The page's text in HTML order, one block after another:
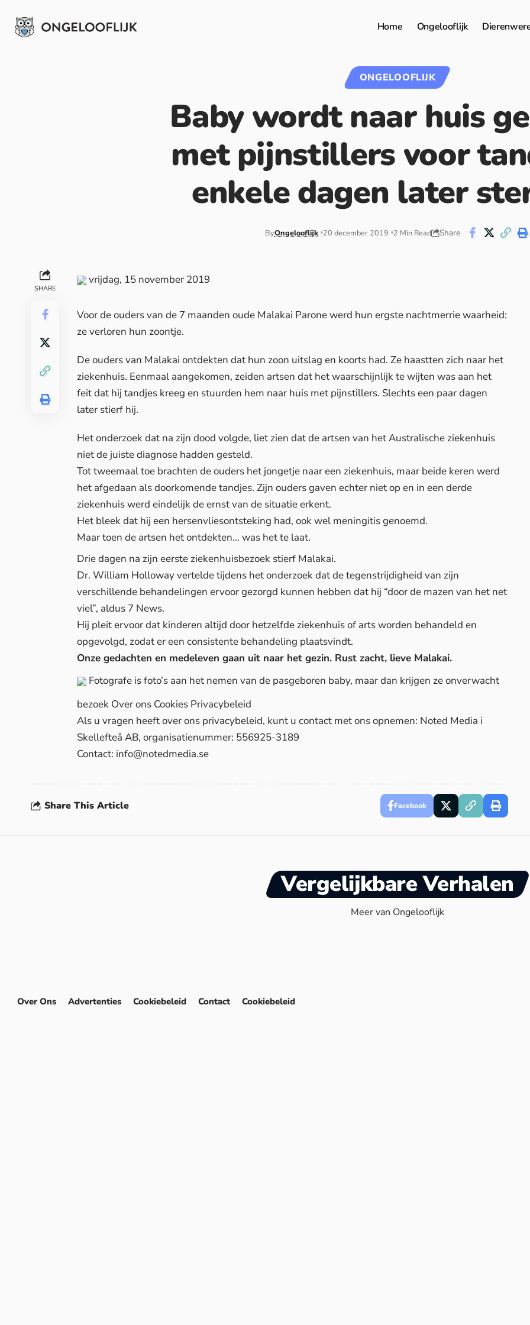
Home Ongelooflijk
ONGELOOFLIJK
Baby wordt naar huis
met pijnstillers voor
enkele dagen later
ByOngelooflijk 20 december 2019 2 Min Read Share
SHARE
vrijdag, 15 november 2019
Voor de ouders van de 7 maanden oude Malakai Parone werd hun ergste nachtmerrie waarheid:
ze verloren hun zoontje.
De ouders van Malakai ontdekten dat hun zoon uitslag en koorts had. Ze haastten zich naar het
ziekenhuis. Eenmaal aangekomen, zeiden artsen dat het waarschijnlijk te wijten was aan het
feit dat hij tandjes kreeg en stuurden hem naar huis met pijnstillers. Slechts een paar dagen
later stierf hij.
Het onderzoek dat na zijn dood volgde, liet zien dat de artsen van het Australische ziekenhuis
niet de juiste diagnose hadden gesteld.
Tot tweemaal toe brachten de ouders het jongetje naar een ziekenhuis, maar beide keren werd
het afgedaan als doorkomende tandjes. Zijn ouders gaven echter niet op en in een derde
ziekenhuis werd eindelijk de ernst van de situatie erkent.
Het bleek dat hij een hersenvliesontsteking had, ook wel meningitis genoemd.
Maar toen de artsen het ontdekten… was het te laat.
Drie dagen na zijn eerste ziekenhuisbezoek stierf Malakai.
Dr. William Holloway vertelde tijdens het onderzoek dat de tegenstrijdigheid van zijn
verschillende behandelingen ervoor gezorgd kunnen hebben dat hij “door de mazen van het net
viel”, aldus 7 News.
Hij pleit ervoor dat kinderen altijd door hetzelfde ziekenhuis of arts worden behandeld en
opgevolgd, zodat er een consistente behandeling plaatsvindt.
Onze gedachten en medeleven gaan uit naar het gezin. Rust zacht, lieve Malakai.
Fotografe is foto’s aan het nemen van de pasgeboren baby, maar dan krijgen ze onverwacht
bezoek Over ons Cookies Privacybeleid
Als u vragen heeft over ons privacybeleid, kunt u contact met ons opnemen: Noted Media i
Skellefteå AB, organisatienummer: 556925-3189
Contact: info@notedmedia.se
Share This Article Facebook
Vergelijkbare Verhalen
Meer van Ongelooflijk
Over Ons Advertenties Cookiebeleid Contact Cookiebeleid